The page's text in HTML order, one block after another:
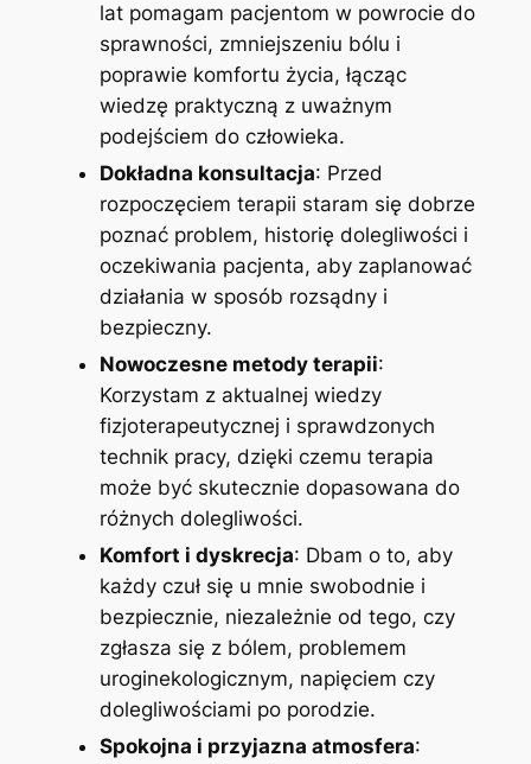
lat pomagam pacjentom w powrocie do
sprawności, zmniejszeniu bólu i
poprawie komfortu życia, łącząc
wiedzę praktyczną z uważnym
podejściem do człowieka.
Dokładna konsultacja: Przed
rozpoczęciem terapii staram się dobrze
poznać problem, historię dolegliwości i
oczekiwania pacjenta, aby zaplanować
działania w sposób rozsądny i
bezpieczny.
Nowoczesne metody terapii:
Korzystam z aktualnej wiedzy
fizjoterapeutycznej i sprawdzonych
technik pracy, dzięki czemu terapia
może być skutecznie dopasowana do
różnych dolegliwości.
Komfort i dyskrecja: Dbam o to, aby
każdy czuł się u mnie swobodnie i
bezpiecznie, niezależnie od tego, czy
zgłasza się z bólem, problemem
uroginekologicznym, napięciem czy
dolegliwościami po porodzie.
Spokojna i przyjazna atmosfera: